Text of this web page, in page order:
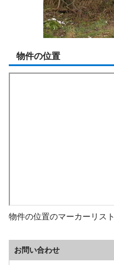
物件の位置
物件の位置のマーカーリスト
お問い合わせ